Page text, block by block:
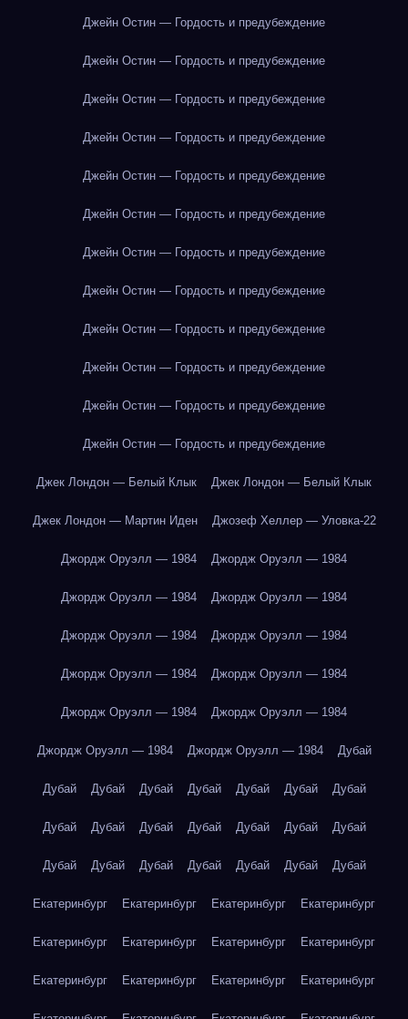
Джейн Остин — Гордость и предубеждение
Джейн Остин — Гордость и предубеждение
Джейн Остин — Гордость и предубеждение
Джейн Остин — Гордость и предубеждение
Джейн Остин — Гордость и предубеждение
Джейн Остин — Гордость и предубеждение
Джейн Остин — Гордость и предубеждение
Джейн Остин — Гордость и предубеждение
Джейн Остин — Гордость и предубеждение
Джейн Остин — Гордость и предубеждение
Джейн Остин — Гордость и предубеждение
Джейн Остин — Гордость и предубеждение
Джек Лондон — Белый Клык Джек Лондон — Белый Клык
Джек Лондон — Мартин Иден Джозеф Хеллер — Уловка-22
Джордж Оруэлл — 1984 Джордж Оруэлл — 1984
Джордж Оруэлл — 1984 Джордж Оруэлл — 1984
Джордж Оруэлл — 1984 Джордж Оруэлл — 1984
Джордж Оруэлл — 1984 Джордж Оруэлл — 1984
Джордж Оруэлл — 1984 Джордж Оруэлл — 1984
Джордж Оруэлл — 1984 Джордж Оруэлл — 1984 Дубай
Дубай Дубай Дубай Дубай Дубай Дубай Дубай
Дубай Дубай Дубай Дубай Дубай Дубай Дубай
Дубай Дубай Дубай Дубай Дубай Дубай Дубай
Екатеринбург Екатеринбург Екатеринбург Екатеринбург
Екатеринбург Екатеринбург Екатеринбург Екатеринбург
Екатеринбург Екатеринбург Екатеринбург Екатеринбург